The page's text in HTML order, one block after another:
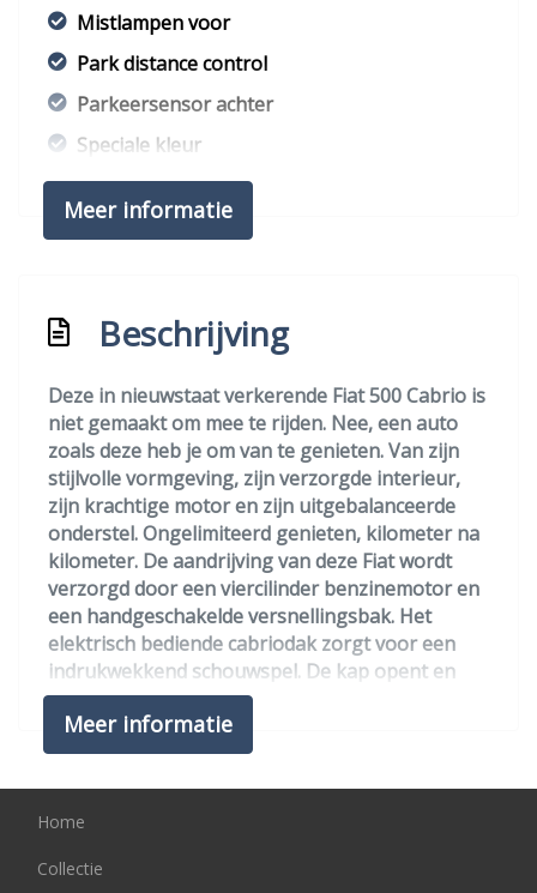
Mistlampen voor
Park distance control
Parkeersensor achter
Speciale kleur
Sportvelgen
Overige
Anti doorslip regeling
Elektronisch stabiliteits programma
Elektronische remkrachtverdeling
Hoofd airbag(s) achter
Hoofd airbag(s) voor
Knie airbag(s)
Passagiersairbag
Zij airbag(s) voor
Interieur
Achterbank in delen neerklapbaar
Elektrische ramen voor
Meer informatie
Beschrijving
Deze in nieuwstaat verkerende Fiat 500 Cabrio is
niet gemaakt om mee te rijden. Nee, een auto
zoals deze heb je om van te genieten. Van zijn
stijlvolle vormgeving, zijn verzorgde interieur,
zijn krachtige motor en zijn uitgebalanceerde
onderstel. Ongelimiteerd genieten, kilometer na
kilometer. De aandrijving van deze Fiat wordt
verzorgd door een viercilinder benzinemotor en
een handgeschakelde versnellingsbak. Het
elektrisch bediende cabriodak zorgt voor een
indrukwekkend schouwspel. De kap opent en
sluit snel en geruisloos. U wordt in deze auto
ook getrakteerd op 16 inch lichtmetalen velgen,
in delen neerklapbare achterbank, elektrisch
Het audiosysteem biedt glasheldere
Meer informatie
Home
Collectie